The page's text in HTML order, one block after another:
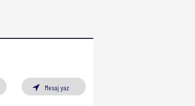
Mesaj yaz